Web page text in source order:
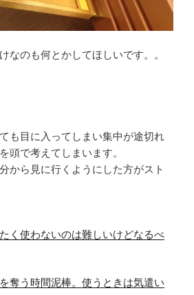
なのも何とかしてほしいです。。
も目に入ってしまい集中が途切れ
頭で考えてしまいます。
から見に行くようにした方がスト
く使わないのは難しいけどなるべ
奪う時間泥棒。使うときは気遣い